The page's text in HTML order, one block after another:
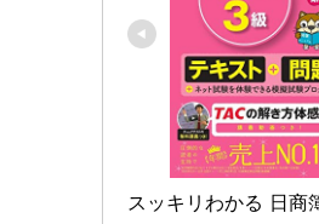
スッキリわかる 日商